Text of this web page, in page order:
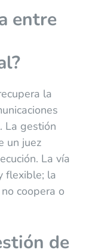
entre
la
La gestión
un juez
La vía
flexible; la
coopera o
de